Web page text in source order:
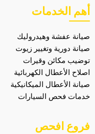
أهم الخدمات
صيانة عفشة وهيدروليك
صيانة دورية وتغيير زيوت
توضيب مكائن وقيرات
اصلاح الأعطال الكهربائية
صيانة الأعطال الميكانيكية
خدمات فحص السيارات
فروع افحص